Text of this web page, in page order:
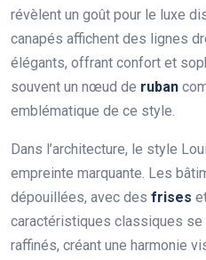
révèlent un goût pour le luxe
canapés affichent des lignes
élégants, offrant confort et
souvent un nœud de ruban
emblématique de ce style.
Dans l’architecture, le style
empreinte marquante. Les
dépouillées, avec des frises
caractéristiques classiques
raffinés, créant une harmonie